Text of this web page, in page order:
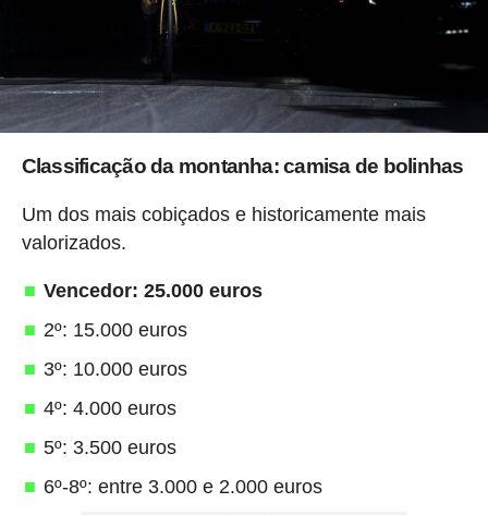
Classificação da montanha: camisa de bolinhas
Um dos mais cobiçados e historicamente mais
valorizados.
Vencedor: 25.000 euros
2º: 15.000 euros
3º: 10.000 euros
4º: 4.000 euros
5º: 3.500 euros
6º-8º: entre 3.000 e 2.000 euros